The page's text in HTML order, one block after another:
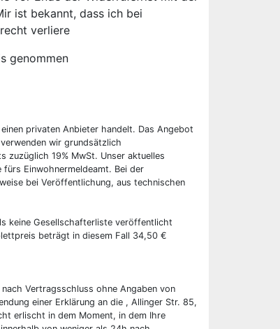
ist bekannt, dass ich bei
verliere
genommen
privaten Anbieter handelt. Das Angebot
wir grundsätzlich
zuzüglich 19% MwSt. Unser aktuelles
Einwohnermeldeamt. Bei der
bei Veröffentlichung, aus technischen
keine Gesellschafterliste veröffentlicht
beträgt in diesem Fall 34,50 €
Vertragsschluss ohne Angaben von
einer Erklärung an die , Allinger Str. 85,
erlischt in dem Moment, in dem Ihre